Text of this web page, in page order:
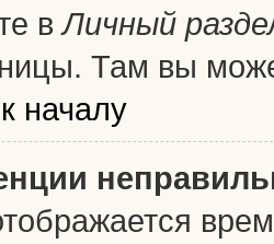
вЛичный
Там вы
началу